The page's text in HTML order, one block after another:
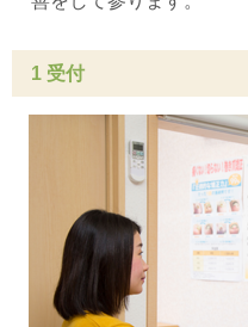
1 受付